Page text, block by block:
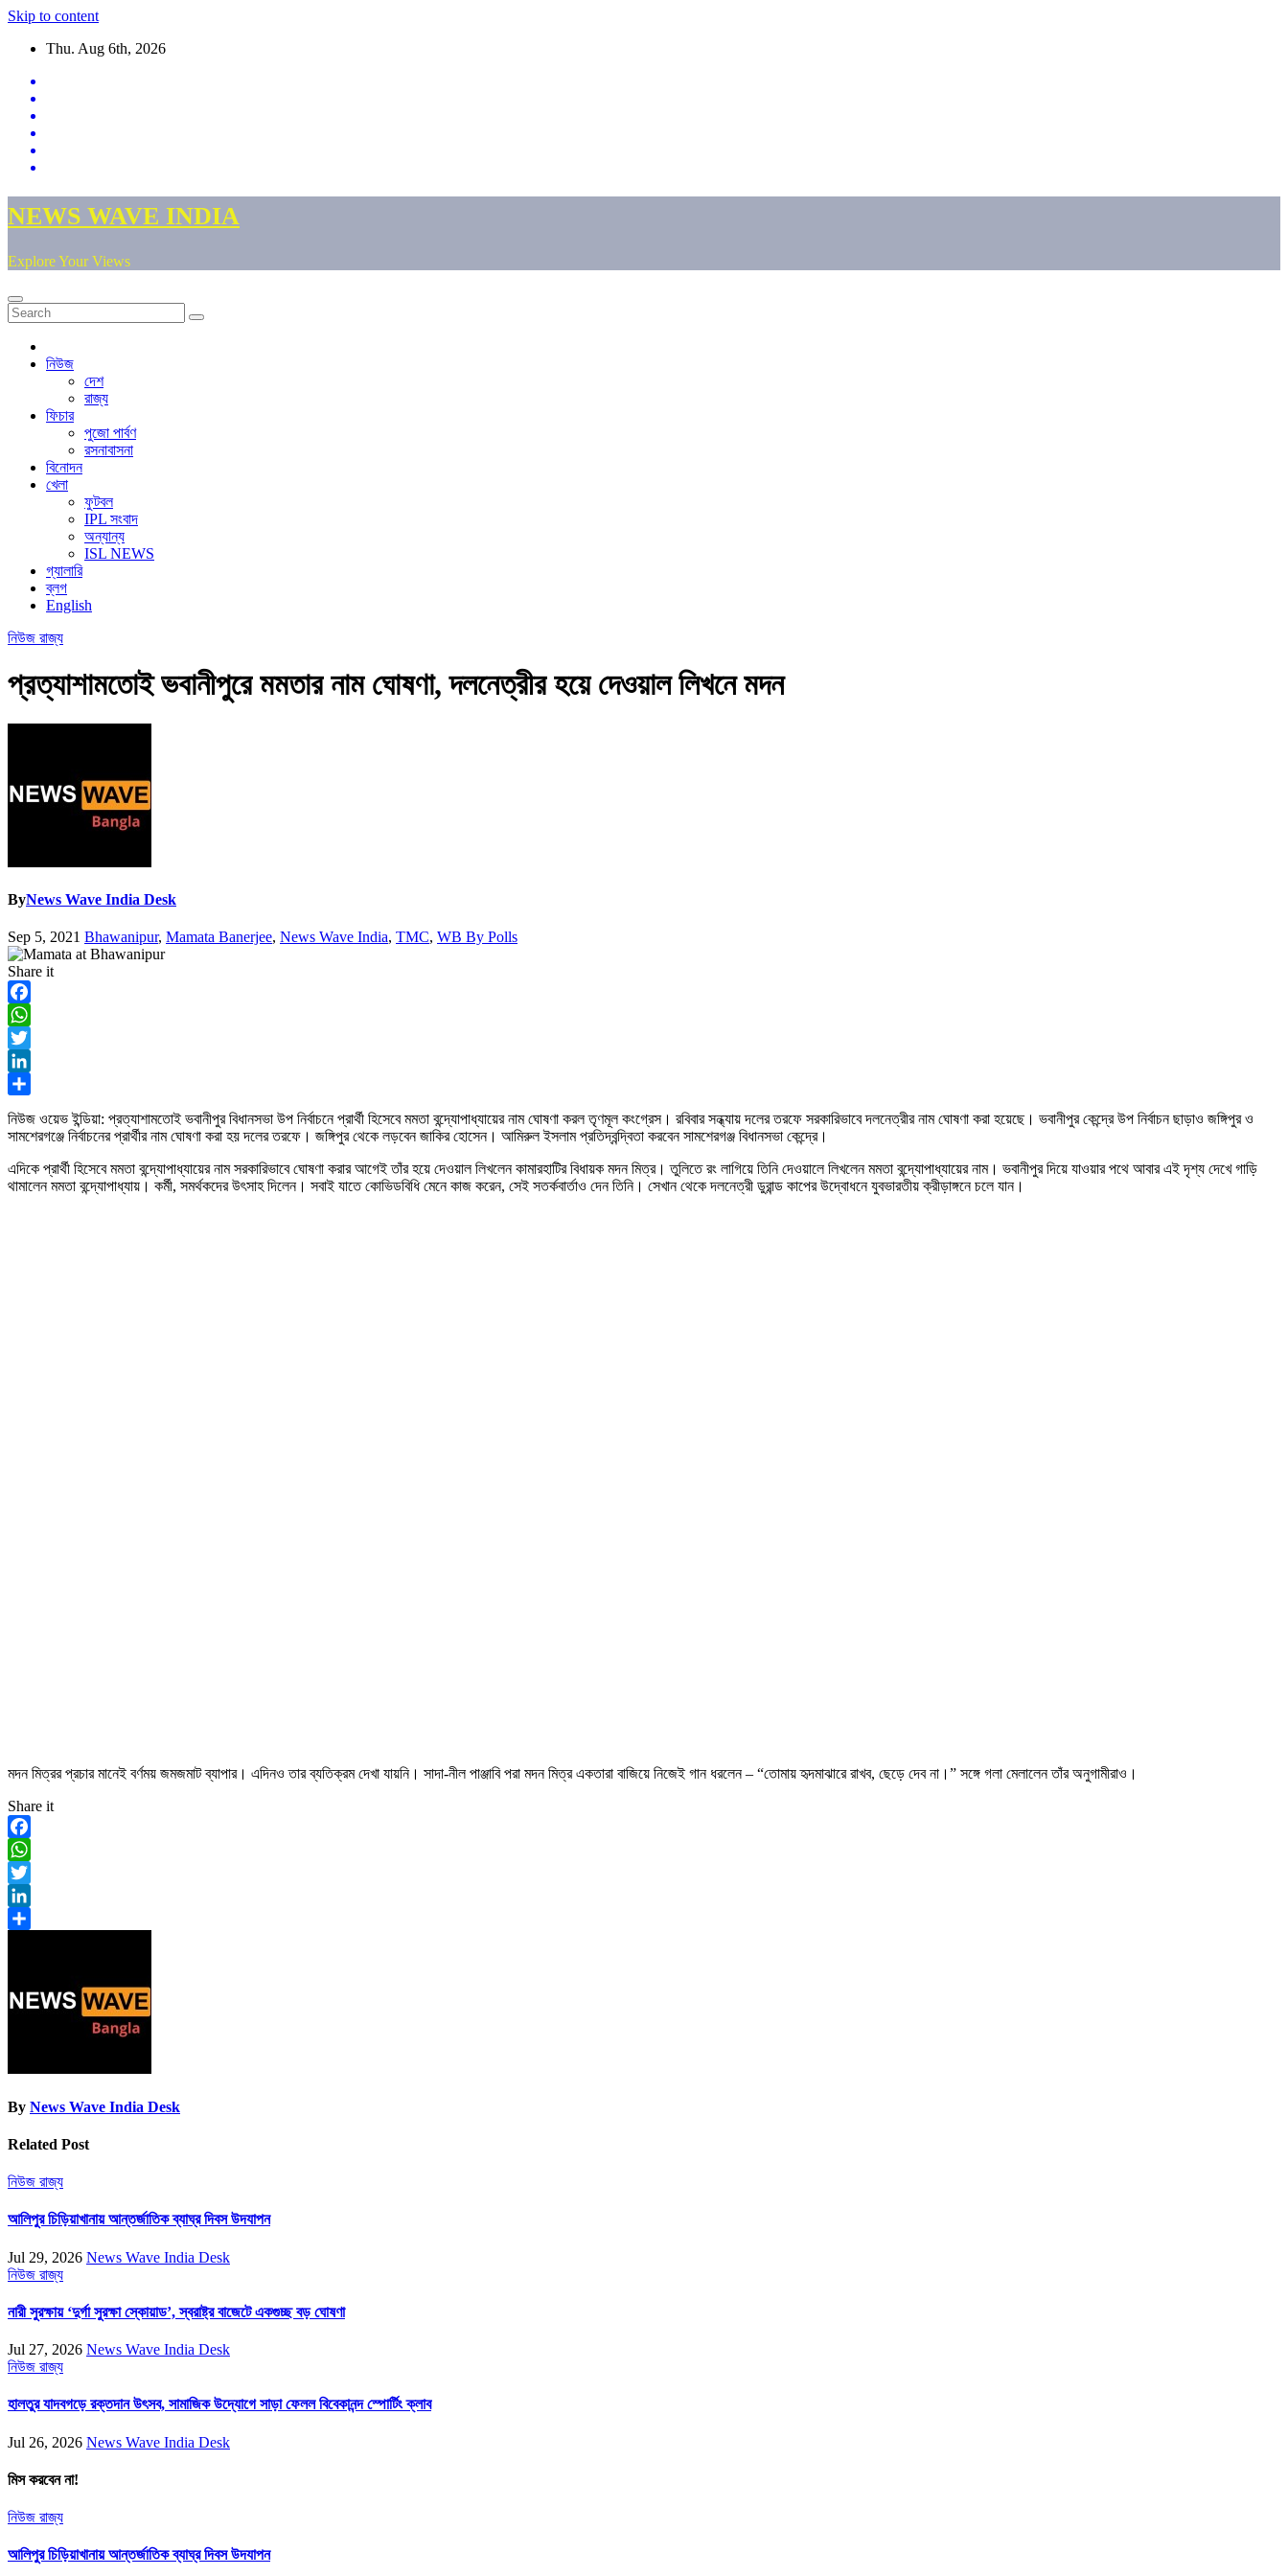
Skip to content
Thu. Aug 6th, 2026
NEWS WAVE INDIA
Explore Your Views
নিউজ
দেশ
রাজ্য
ফিচার
পুজো পার্বণ
রসনাবাসনা
বিনোদন
খেলা
ফুটবল
IPL সংবাদ
অন্যান্য
ISL NEWS
গ্যালারি
ব্লগ
English
নিউজ রাজ্য
প্রত্যাশামতোই ভবানীপুরে মমতার নাম ঘোষণা, দলনেত্রীর হয়ে দেওয়াল লিখনে মদন
ByNews Wave India Desk
Sep 5, 2021 Bhawanipur, Mamata Banerjee, News Wave India, TMC, WB By Polls
Share it
Facebook
WhatsApp
Twitter
LinkedIn
নিউজ ওয়েভ ইন্ডিয়া: প্রত্যাশামতোই ভবানীপুর বিধানসভা উপ নির্বাচনে প্রার্থী হিসেবে মমতা বন্দ্যোপাধ্যায়ের নাম ঘোষণা করল তৃণমূল কংগ্রেস। রবিবার সন্ধ্যায় দলের তরফে সরকারিভাবে দলনেত্রীর নাম ঘোষণা করা হয়েছে। ভবানীপুর কেন্দ্রে উপ নির্বাচন ছাড়াও জঙ্গিপুর ও
সামশেরগঞ্জে নির্বাচনের প্রার্থীর নাম ঘোষণা করা হয় দলের তরফে। জঙ্গিপুর থেকে লড়বেন জাকির হোসেন। আমিরুল ইসলাম প্রতিদ্বন্দ্বিতা করবেন সামশেরগঞ্জ বিধানসভা কেন্দ্রে।
এদিকে প্রার্থী হিসেবে মমতা বন্দ্যোপাধ্যায়ের নাম সরকারিভাবে ঘোষণা করার আগেই তাঁর হয়ে দেওয়াল লিখলেন কামারহাটির বিধায়ক মদন মিত্র। তুলিতে রং লাগিয়ে তিনি দেওয়ালে লিখলেন মমতা বন্দ্যোপাধ্যায়ের নাম। ভবানীপুর দিয়ে যাওয়ার পথে আবার এই দৃশ্য দেখে গাড়ি
থামালেন মমতা বন্দ্যোপাধ্যায়। কর্মী, সমর্থকদের উৎসাহ দিলেন। সবাই যাতে কোভিডবিধি মেনে কাজ করেন, সেই সতর্কবার্তাও দেন তিনি। সেখান থেকে দলনেত্রী ডুরান্ড কাপের উদ্বোধনে যুবভারতীয় ক্রীড়াঙ্গনে চলে যান।
মদন মিত্রর প্রচার মানেই বর্ণময় জমজমাট ব্যাপার। এদিনও তার ব্যতিক্রম দেখা যায়নি। সাদা-নীল পাঞ্জাবি পরা মদন মিত্র একতারা বাজিয়ে নিজেই গান ধরলেন – “তোমায় হৃদমাঝারে রাখব, ছেড়ে দেব না।” সঙ্গে গলা মেলালেন তাঁর অনুগামীরাও।
Share it
Facebook
WhatsApp
Twitter
LinkedIn
By News Wave India Desk
Related Post
নিউজ রাজ্য
আলিপুর চিড়িয়াখানায় আন্তর্জাতিক ব্যাঘ্র দিবস উদযাপন
Jul 29, 2026 News Wave India Desk
নিউজ রাজ্য
নারী সুরক্ষায় ‘দুর্গা সুরক্ষা স্কোয়াড’, স্বরাষ্ট্র বাজেটে একগুচ্ছ বড় ঘোষণা
Jul 27, 2026 News Wave India Desk
নিউজ রাজ্য
হালতুর যাদবগড়ে রক্তদান উৎসব, সামাজিক উদ্যোগে সাড়া ফেলল বিবেকানন্দ স্পোর্টিং ক্লাব
Jul 26, 2026 News Wave India Desk
মিস করবেন না!
নিউজ রাজ্য
আলিপুর চিড়িয়াখানায় আন্তর্জাতিক ব্যাঘ্র দিবস উদযাপন